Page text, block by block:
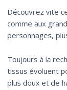
Découvrez vite
comme aux
personnages,
Toujours à la
tissus évoluent
plus doux et de